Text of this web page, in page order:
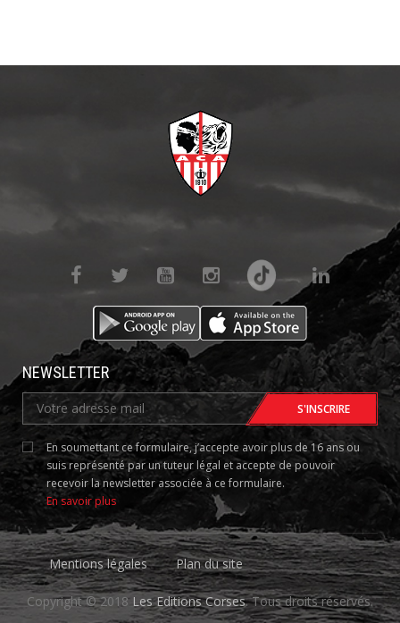
NEWSLETTER
En soumettant ce formulaire, j’accepte avoir plus de 16 ans ou
suis représenté par un tuteur légal et accepte de pouvoir
recevoir la newsletter associée à ce formulaire.
En savoir plus
Mentions légales Plan du site
Copyright © 2018 Les Editions Corses. Tous droits réservés.